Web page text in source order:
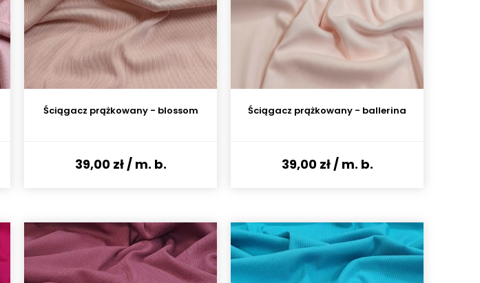
Ściągacz prążkowany - blossom
39,00 zł/ m. b.
Ściągacz prążkowany - ballerina
39,00 zł/ m. b.